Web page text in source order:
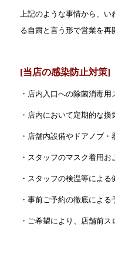
上記のような事情から、い
る自粛と言う形で営業を再
[当店の感染防止対策]
・店内入口への除菌消毒
・店内において定期的な換
・店舗内設備やドアノブ
・スタッフのマスク着用
・スタッフの検温等によ
・事前ご予約の徹底によ
・ご希望により、店舗前